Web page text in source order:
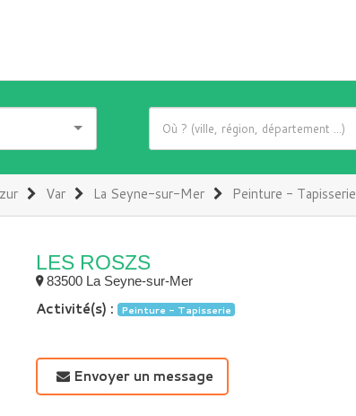
Var La Seyne-sur-Mer Peinture - Tapisserie
LES ROSZS
83500 La Seyne-sur-Mer
Activité(s) : Peinture - Tapisserie
Envoyer un message